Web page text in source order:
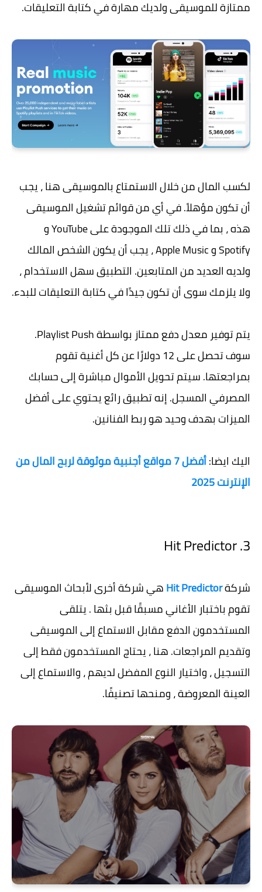
ممتازة للموسيقى ولديك مهارة في كتابة التعليقات.
لكسب المال من خلال الاستمتاع بالموسيقى هنا ، يجب
أن تكون مؤهلاً. في أي من قوائم تشغيل الموسيقى
هذه ، بما في ذلك تلك الموجودة على YouTube و
Spotify و Apple Music ، يجب أن يكون الشخص المالك
ولديه العديد من المتابعين. التطبيق سهل الاستخدام ،
ولا يلزمك سوى أن تكون جيدًا في كتابة التعليقات للبدء.
يتم توفير معدل دفع ممتاز بواسطة Playlist Push.
سوف تحصل على 12 دولارًا عن كل أغنية تقوم
بمراجعتها. سيتم تحويل الأموال مباشرة إلى حسابك
المصرفي المسجل. إنه تطبيق رائع يحتوي على أفضل
الميزات بهدف وحيد هو ربط الفنانين.
اليك ايضا:
أفضل 7 مواقع أجنبية موثوقة لربح المال من
الإنترنت 2025
3. Hit Predictor
شركةHit Predictorهي شركة أخرى لأبحاث الموسيقى
تقوم باختبار الأغاني مسبقًا قبل بثها . يتلقى
المستخدمون الدفع مقابل الاستماع إلى الموسيقى
وتقديم المراجعات. هنا ، يحتاج المستخدمون فقط إلى
التسجيل ، واختيار النوع المفضل لديهم ، والاستماع إلى
العينة المعروضة ، ومنحها تصنيفًا.